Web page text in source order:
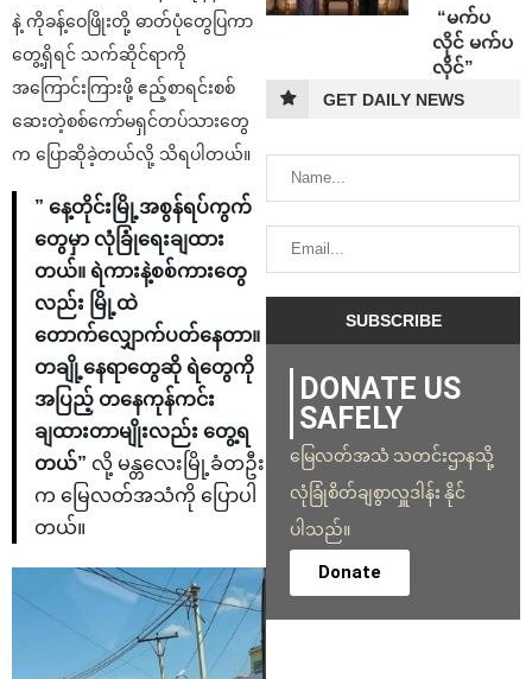
နဲ့ ကိုခန့်ဝေဖြိုးတို့ ဓာတ်ပုံတွေပြကာ
တွေ့ရှိရင် သက်ဆိုင်ရာကို
အကြောင်းကြားဖို့ ဧည့်စာရင်းစစ်
ဆေးတဲ့စစ်ကော်မရှင်တပ်သားတွေ
က ပြောဆိုခဲ့တယ်လို့ သိရပါတယ်။
” နေ့တိုင်းမြို့အစွန်ရပ်ကွက်
တွေမှာ လုံခြုံရေးချထား
တယ်။ ရဲကားနဲ့စစ်ကားတွေ
လည်း မြို့ထဲ
တောက်လျှောက်ပတ်နေတာ။
တချို့နေရာတွေဆို ရဲတွေကို
အပြည့် တနေကုန်ကင်း
ချထားတာမျိုးလည်း တွေ့ရ
တယ်” လို့ မန္တလေးမြို့ခံတဦး
က မြေလတ်အသံကို ပြောပါ
တယ်။
⁨ ⁨“မက်ပ
လိုင် မက်ပ
လိုင်”
GET DAILY NEWS
DONATE US
SAFELY
မြေလတ်အသံ သတင်းဌာနသို့
လုံခြုံစိတ်ချစွာလှူဒါန်း နိုင်
ပါသည်။
Donate